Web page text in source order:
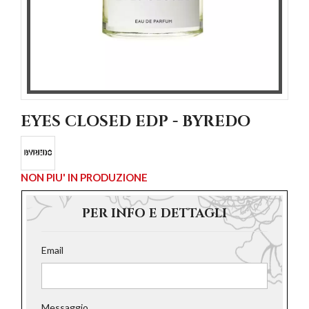
EYES CLOSED EDP - BYREDO
NON PIU' IN PRODUZIONE
PER INFO E DETTAGLI
Email